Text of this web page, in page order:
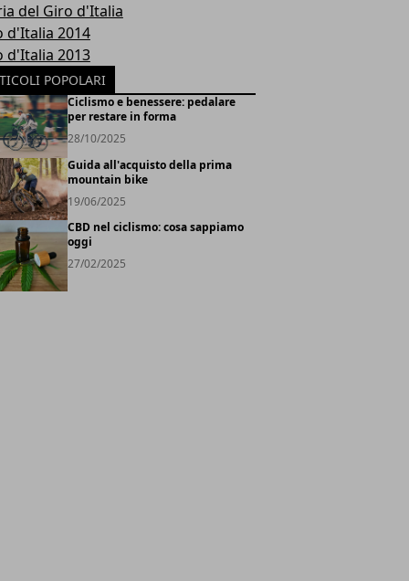
del Giro d'Italia
d'Italia 2014
d'Italia 2013
POPOLARI
Ciclismo e benessere: pedalare
per restare in forma
28/10/2025
Guida all'acquisto della prima
mountain bike
19/06/2025
CBD nel ciclismo: cosa sappiamo
oggi
27/02/2025